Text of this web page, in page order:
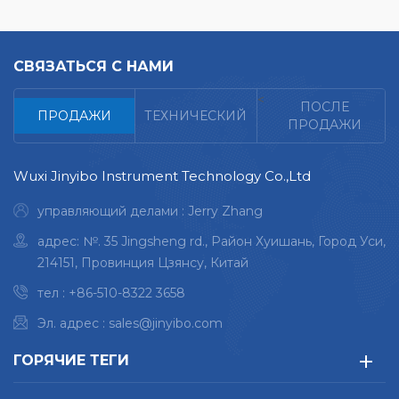
измерение толщины
ювелирных изделий,
драгоценных камней,
драгоценных металлов
материал выдающаяся
чувствительность
точности в 3 раза низкая
стоимость измерения,
простота в эксплуатации
измерение толщины
ювелирных изделий,
драгоценных камней,
драгоценных металлов
материал выдающаяся
чувствительность
точности в 3 раза низкая
стоимость измерения,
СВЯЗАТЬСЯ С НАМИ
ПРОДАЖИ ТЕХНИЧЕСКИЙ
<
ПОСЛЕ
ПРОДАЖИ
Wuxi Jinyibo Instrument Technology Co.,Ltd
управляющий делами : Jerry Zhang
адрес: №. 35 Jingsheng rd., Район Хуишань, Город Уси,
214151, Провинция Цзянсу, Китай
тел : +86-510-8322 3658
Эл. адрес : sales@jinyibo.com
ГОРЯЧИЕ ТЕГИ